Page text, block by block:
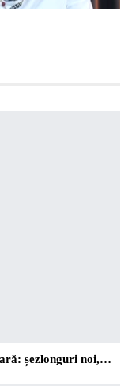
șezlonguri noi,…